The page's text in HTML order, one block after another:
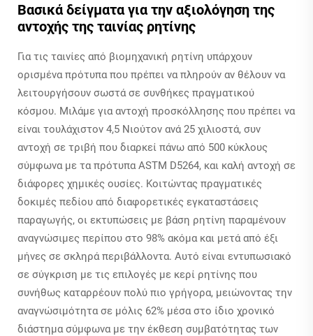
Βασικά δείγματα για την αξιολόγηση της
αντοχής της ταινίας ρητίνης
Για τις ταινίες από βιομηχανική ρητίνη υπάρχουν
ορισμένα πρότυπα που πρέπει να πληρούν αν θέλουν να
λειτουργήσουν σωστά σε συνθήκες πραγματικού
κόσμου. Μιλάμε για αντοχή προσκόλλησης που πρέπει να
είναι τουλάχιστον 4,5 Νιούτον ανά 25 χιλιοστά, συν
αντοχή σε τριβή που διαρκεί πάνω από 500 κύκλους
σύμφωνα με τα πρότυπα ASTM D5264, και καλή αντοχή σε
διάφορες χημικές ουσίες. Κοιτώντας πραγματικές
δοκιμές πεδίου από διαφορετικές εγκαταστάσεις
παραγωγής, οι εκτυπώσεις με βάση ρητίνη παραμένουν
αναγνώσιμες περίπου στο 98% ακόμα και μετά από έξι
μήνες σε σκληρά περιβάλλοντα. Αυτό είναι εντυπωσιακό
σε σύγκριση με τις επιλογές με κερί ρητίνης που
συνήθως καταρρέουν πολύ πιο γρήγορα, μειώνοντας την
αναγνώσιμότητα σε μόλις 62% μέσα στο ίδιο χρονικό
διάστημα σύμφωνα με την έκθεση συμβατότητας των